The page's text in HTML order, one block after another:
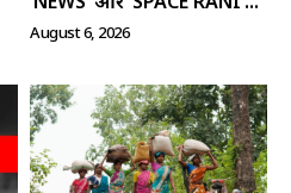
August 6, 2026